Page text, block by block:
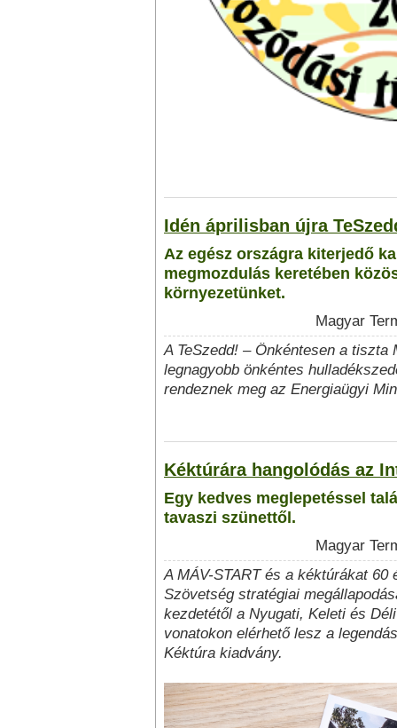
Idén áprilisban újra
Az egész országra kiterjedő
megmozdulás keretében
környezetünket.
Magyar
A TeSzedd! – Önkéntesen a
legnagyobb önkéntes
rendeznek meg az Energiaügyi
Kéktúrára hangolódás az
Egy kedves meglepetéssel
tavaszi szünettől.
Magyar
A MÁV-START és a kéktúrákat 60
Szövetség stratégiai
kezdetétől a Nyugati, Keleti és
vonatokon elérhető lesz a
Kéktúra kiadvány.